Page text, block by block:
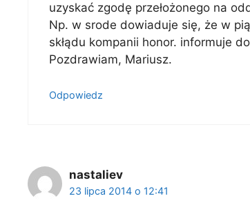
uzyskać zgodę przełożonego na
Np. w srode dowiaduje się, że w
skłądu kompanii honor. informuje
Pozdrawiam, Mariusz.
Odpowiedz
nastaliev
23 lipca 2014 o 12:41